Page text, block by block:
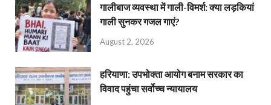
गालीबाज व्‍यवस्‍था में गाली-विमर्श: क्या लड़कियां
गाली सुनकर गजल गाएं?
August 2, 2026
हरियाणा: उपभोक्ता आयोग बनाम सरकार का
विवाद पहुंचा सर्वोच्च न्यायालय